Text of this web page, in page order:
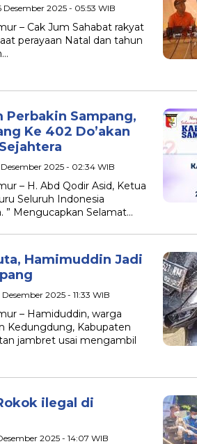
Desember 2025 - 05:53 WIB
– Cak Jum Sahabat rakyat
perayaan Natal dan tahun
Perbakin Sampang,
Ke 402 Do’akan
Desember 2025 - 02:34 WIB
– H. Abd Qodir Asid, Ketua
Seluruh Indonesia
” Mengucapkan Selamat…
Hamimuddin Jadi
2025 - 11:33 WIB
– Hamiduddin, warga
Kedungdung, Kabupaten
jambret usai mengambil
ilegal di
2025 - 14:07 WIB